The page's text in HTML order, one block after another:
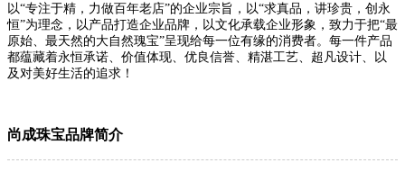
以“专注于精，力做百年老店”的企业宗旨，以“求真品，讲珍贵，创永
恒”为理念，以产品打造企业品牌，以文化承载企业形象，致力于把“最
原始、最天然的大自然瑰宝”呈现给每一位有缘的消费者。每一件产品
都蕴藏着永恒承诺、价值体现、优良信誉、精湛工艺、超凡设计、以
及对美好生活的追求！
尚成珠宝品牌简介